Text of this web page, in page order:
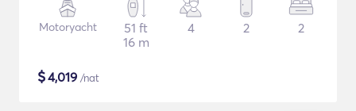
Motoryacht
51 ft
16 m
4 2 2
$4,019 /nat